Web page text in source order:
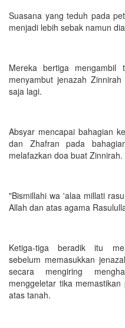
Suasana yang teduh pada
menjadi lebih sebak namun
Mereka bertiga mengambil
menyambut jenazah
saja lagi.
Absyar mencapai bahagian
dan Zhafran pada
melafazkan doa buat Zinnirah.
"Bismillahi wa 'alaa millati
Allah dan atas agama
Ketiga-tiga beradik itu
sebelum memasukkan
secara mengiring
menggeletar tika
atas tanah.